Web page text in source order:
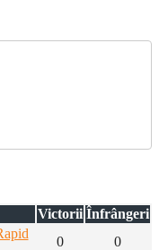
Victorii Înfrângeri
0 0